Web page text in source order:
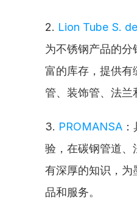
2. Lion Tube S.
为不锈钢产品的
富的库存，提供有
管、装饰管、法兰
3. PROMANSA
验，在碳钢管道、
有深厚的知识，为
品和服务。